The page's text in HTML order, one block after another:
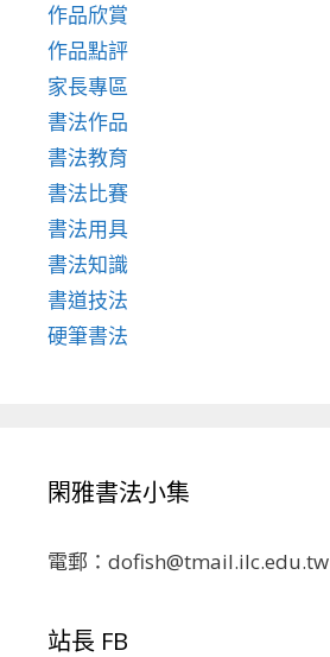
作品欣賞
作品點評
家長專區
書法作品
書法教育
書法比賽
書法用具
書法知識
書道技法
硬筆書法
閑雅書法小集
電郵：dofish@tmail.ilc.edu.tw
站長 FB